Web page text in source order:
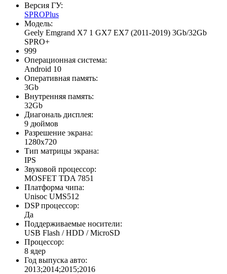
Версия ГУ:
SPROPlus
Модель:
Geely Emgrand X7 1 GX7 EX7 (2011-2019) 3Gb/32Gb
SPRO+
999
Операционная система:
Android 10
Оперативная память:
3Gb
Внутренняя память:
32Gb
Диагональ дисплея:
9 дюймов
Разрешение экрана:
1280x720
Тип матрицы экрана:
IPS
Звуковой процессор:
MOSFET TDA 7851
Платформа чипа:
Unisoc UMS512
DSP процессор:
Да
Поддерживаемые носители:
USB Flash / HDD / MicroSD
Процессор:
8 ядер
Год выпуска авто:
2013;2014;2015;2016